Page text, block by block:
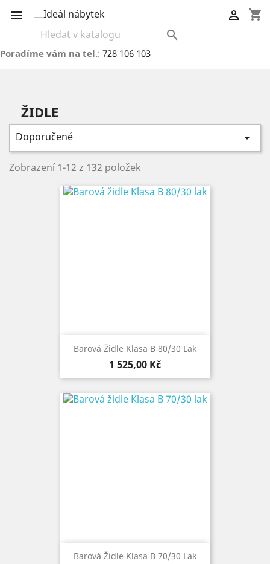
 shopping_cart


Poradíme vám na tel.: 728 106 103
ŽIDLE
Doporučené 
Zobrazení 1-12 z 132 položek
Barová Židle Klasa B 80/30 Lak
Cena
1 525,00 Kč
Barová Židle Klasa B 70/30 Lak